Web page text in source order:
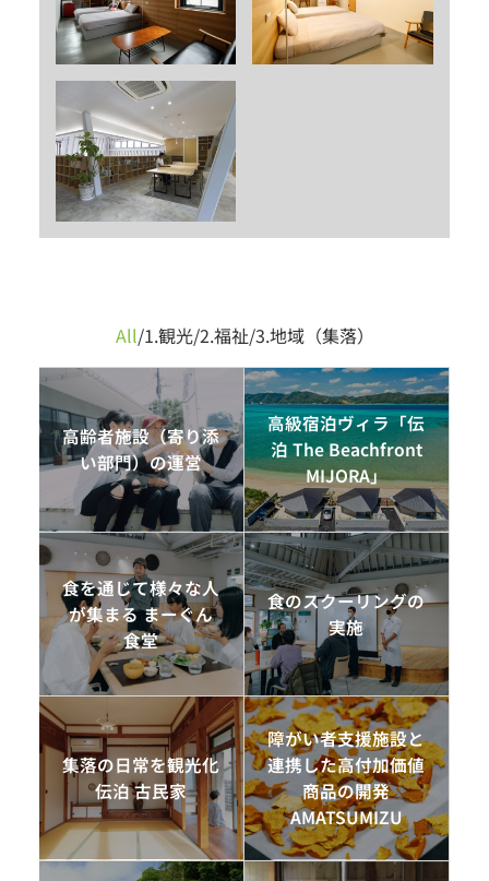
All/1.観光/2.福祉/3.地域（集落）
高齢者施設（寄り添
い部門）の運営
高級宿泊ヴィラ「伝
泊 The Beachfront
MIJORA」
食を通じて様々な人
が集まる まーぐん
食堂
食のスクーリングの
実施
集落の日常を観光化
伝泊 古民家
障がい者支援施設と
連携した高付加価値
商品の開発
AMATSUMIZU